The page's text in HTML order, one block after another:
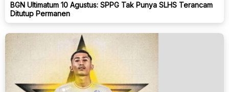
BGN Ultimatum 10 Agustus: SPPG Tak Punya SLHS Terancam
Ditutup Permanen